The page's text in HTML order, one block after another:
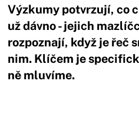
Výzkumy potvrzují, co
už dávno - jejich
rozpoznají, když je řeč
nim. Klíčem je
ně mluvíme.